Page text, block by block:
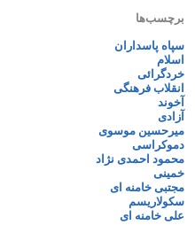
برچسب‌ها
سپاه پاسداران
اسلام
خردگرائی
انقلاب فرهنگی
آخوند
آزادی
میرحسین موسوی
دموکراسی
محمود احمدی نژاد
خمینی
مجتبی خامنه ای
سکولاریسم
علی خامنه ای